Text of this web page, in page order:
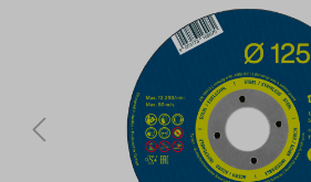
Bildergalerie überspringen